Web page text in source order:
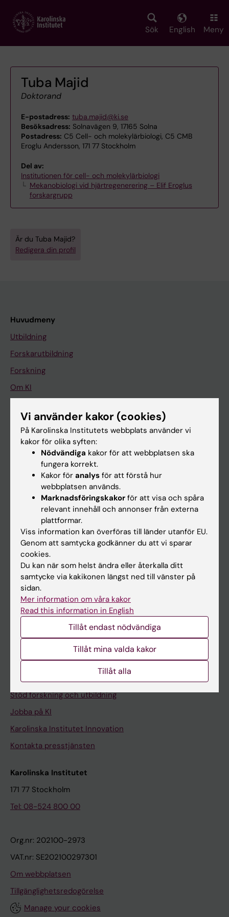
main
Sök English Meny
Tuba Majid
Doktorand
E-postadress: tuba.majid@ki.se
Besöksadress: Solnavägen 9, 17165 Solna
Postadress: C5 Cell- och molekylärbiologi, C5 CMB
Eroglu Andersson, 171 77 Stockholm
Del av:
Institutionen för cell- och molekylärbiologi
Mekanobiologi vid hjärtregenerering – Elif Eroglus
forskargrupp
Är du Tuba Majid?
Redigera din profil
Huvudmeny
Utbildning
Forskarutbildning
Forskning
Om KI
På gång
Nyheter
Kalender
Schema
Studentmejlen
Kurs- och programwebbar
Student på KI
Medarbetare
Medarbetarportalen
Kontakta och besök KI
Universitetsbiblioteket
Stöd forskning och utbildning
Jobba på KI
Karolinska Institutet Innovation
Kontakta presstjänsten
Karolinska Institutet
171 77 Stockholm
Tel: 08-524 800 00
Org.nr: 202100-2973
VAT.nr: SE202100297301
Om webbplatsen
Tillgänglighetsredogörelse
Manage your cookies
Vi använder kakor (cookies)
På Karolinska Institutets webbplats använder vi
kakor för olika syften:
Nödvändiga kakor för att webbplatsen ska
fungera korrekt.
Kakor för analys för att förstå hur
webbplatsen används.
Marknadsföringskakor för att visa och spåra
relevant innehåll och annonser från externa
plattformar.
Viss information kan överföras till länder utanför EU.
Genom att samtycka godkänner du att vi sparar
cookies.
Du kan när som helst ändra eller återkalla ditt
samtycke via kakikonen längst ned till vänster på
sidan.
Mer information om våra kakor
Read this information in English
Tillåt endast nödvändiga
Tillåt mina valda kakor
Tillåt alla